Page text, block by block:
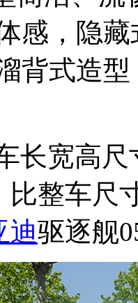
感，隐
背式造
长宽高尺
比整车尺
迪驱逐舰